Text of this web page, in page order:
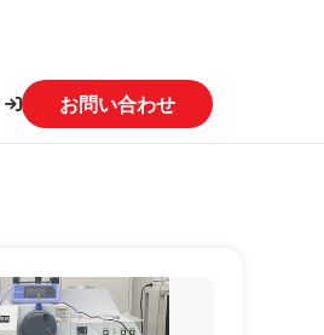
お問い合わせ